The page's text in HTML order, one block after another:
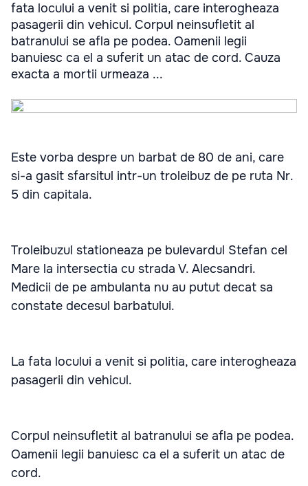
fata locului a venit si politia, care interogheaza
pasagerii din vehicul. Corpul neinsufletit al
batranului se afla pe podea. Oamenii legii
banuiesc ca el a suferit un atac de cord. Cauza
exacta a mortii urmeaza ...
Este vorba despre un barbat de 80 de ani, care
si-a gasit sfarsitul intr-un troleibuz de pe ruta Nr.
5 din capitala.
Troleibuzul stationeaza pe bulevardul Stefan cel
Mare la intersectia cu strada V. Alecsandri.
Medicii de pe ambulanta nu au putut decat sa
constate decesul barbatului.
La fata locului a venit si politia, care interogheaza
pasagerii din vehicul.
Corpul neinsufletit al batranului se afla pe podea.
Oamenii legii banuiesc ca el a suferit un atac de
cord.